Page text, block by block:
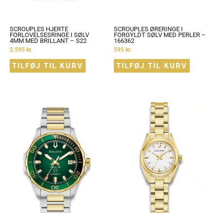
SCROUPLES HJERTE
FORLOVELSESRINGE I SØLV
4MM MED BRILLANT – S22
2.595 kr.
TILFØJ TIL KURV
SCROUPLES ØRERINGE I
FORGYLDT SØLV MED PERLER –
166362
595 kr.
TILFØJ TIL KURV